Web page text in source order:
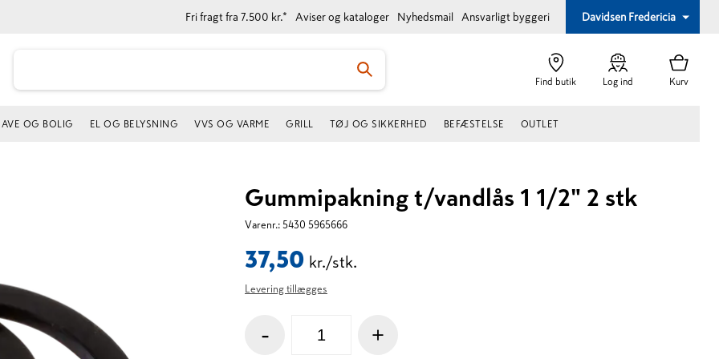
Fri fragt fra 7.500 kr.* Aviser og kataloger Nyhedsmail Ansvarligt byggeri Davidsen Fredericia
Find butik Log ind Kurv
OG BOLIG EL OG BELYSNING VVS OG VARME GRILL TØJ OG SIKKERHED BEFÆSTELSE OUTLET
Gummipakning t/vandlås 1 1/2" 2 stk
Varenr.: 5430 5965666
37,50 kr./stk.
Levering tillægges
- +